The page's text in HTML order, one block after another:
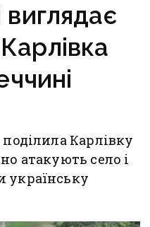
виглядає
Карлівку
атакують село і
українську